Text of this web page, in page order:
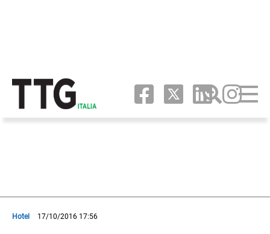
Hotel 17/10/2016 17:56